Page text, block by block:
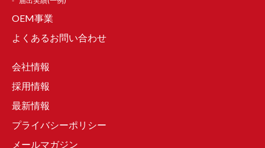
OEM事業
よくあるお問い合わせ
会社情報
採用情報
最新情報
プライバシーポリシー
メールマガジン